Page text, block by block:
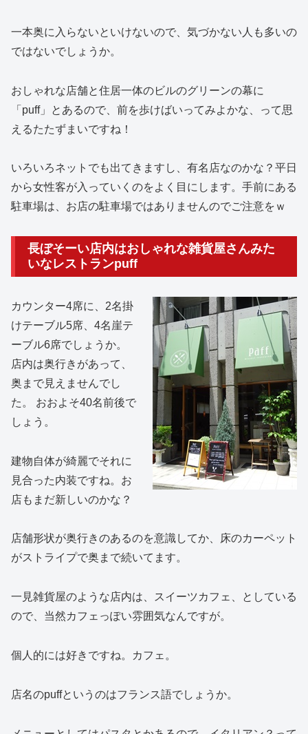
一本奥に入らないといけないので、気づかない人も多いの
ではないでしょうか。
おしゃれな店舗と住居一体のビルのグリーンの幕に
「puff」とあるので、前を歩けばいってみよかな、って思
えるたたずまいですね！
いろいろネットでも出てきますし、有名店なのかな？平日
から女性客が入っていくのをよく目にします。手前にある
駐車場は、お店の駐車場ではありませんのでご注意をｗ
長ぼそーい店内はおしゃれな雑貨屋さんみた
いなレストランpuff
カウンター4席に、2名掛
けテーブル5席、4名崖テ
ーブル6席でしょうか。
店内は奥行きがあって、
奥まで見えませんでし
た。 おおよそ40名前後で
しょう。
建物自体が綺麗でそれに
見合った内装ですね。お
店もまだ新しいのかな？
店舗形状が奥行きのあるのを意識してか、床のカーペット
がストライプで奥まで続いてます。
一見雑貨屋のような店内は、スイーツカフェ、としている
ので、当然カフェっぽい雰囲気なんですが。
個人的には好きですね。カフェ。
店名のpuffというのはフランス語でしょうか。